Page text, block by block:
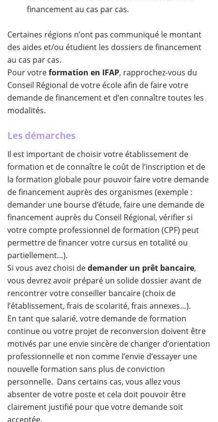
financement au cas par cas.
Certaines régions n’ont pas communiqué le montant
des aides et/ou étudient les dossiers de financement
au cas par cas.
Pour votreformation en IFAP, rapprochez-vous du
Conseil Régional de votre école afin de faire votre
demande de financement et d’en connaître toutes les
modalités.
Les démarches
Il est important de choisir votre établissement de
formation et de connaître le coût de l’inscription et de
la formation globale pour pouvoir faire votre demande
de financement auprès des organismes (exemple :
demander une bourse d’étude, faire une demande de
financement auprès du Conseil Régional, vérifier si
votre compte professionnel de formation (CPF) peut
permettre de financer votre cursus en totalité ou
partiellement…).
Si vous avez choisi dedemander un prêt bancaire,
vous devrez avoir préparé un solide dossier avant de
rencontrer votre conseiller bancaire (choix de
l’établissement, frais de scolarité, frais annexes…).
En tant que salarié, votre demande de formation
continue ou votre projet de reconversion doivent être
motivés par une envie sincère de changer d’orientation
professionnelle et non comme l’envie d’essayer une
nouvelle formation sans plus de conviction
personnelle. Dans certains cas, vous allez vous
absenter de votre poste et cela doit pouvoir être
clairement justifié pour que votre demande soit
acceptée.